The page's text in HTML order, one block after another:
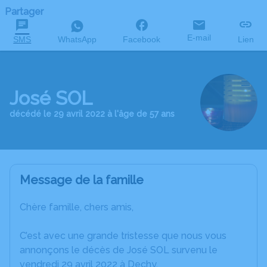
Partager
SMS WhatsApp Facebook E-mail Lien
José SOL
décédé le 29 avril 2022 à l'âge de 57 ans
Message de la famille
Chère famille, chers amis,
C’est avec une grande tristesse que nous vous
annonçons le décès de José SOL survenu le
vendredi 29 avril 2022 à Dechy.